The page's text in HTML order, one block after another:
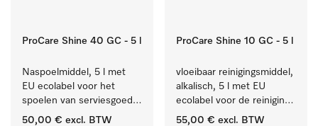
ProCare Shine 40 GC - 5 l
Naspoelmiddel, 5 l met
EU ecolabel voor het
spoelen van serviesgoed,
bestek en glazen.
50,00 € excl. BTW
ProCare Shine 10 GC - 5 l
vloeibaar reinigingsmiddel,
alkalisch, 5 l met EU
ecolabel voor de reiniging
van alledaags vuil op
55,00 € excl. BTW